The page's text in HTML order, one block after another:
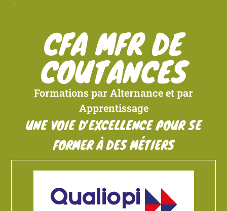
CFA MFR DE
COUTANCES
Formations par Alternance et par
Apprentissage
UNE VOIE D’EXCELLENCE POUR SE
FORMER À DES MÉTIERS